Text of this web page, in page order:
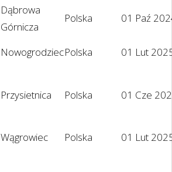
Dąbrowa
Górnicza
Polska 01 Paź
NowogrodziecPolska 01 Lut
Przysietnica Polska 01 Cze
Wągrowiec Polska 01 Lut